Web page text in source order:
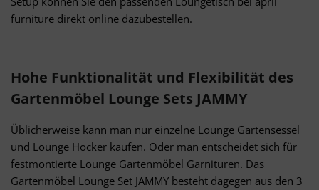
furniture direkt online dazubestellen.
Hohe Funktionalität und Flexibilität des
Gartenmöbel Lounge Sets JAMMY
Üblicherweise kann man nur einzelne Lounge Gartensessel
und Lounge Hocker kaufen. Oder man entscheidet sich für
festmontierte Lounge Gartenmöbel Garnituren. Das
Gartenmöbel Lounge Set JAMMY besteht dagegen aus den 3
Besondere Features: